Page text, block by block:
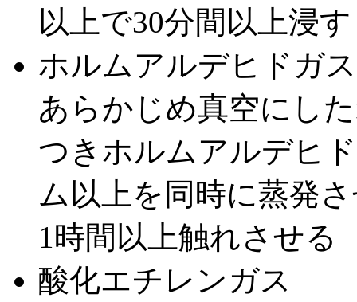
以上で30分間以上浸す
ホルムアルデヒドガス
あらかじめ真空にし
つきホルムアルデヒ
ム以上を同時に蒸発
1時間以上触れさせる
酸化エチレンガス